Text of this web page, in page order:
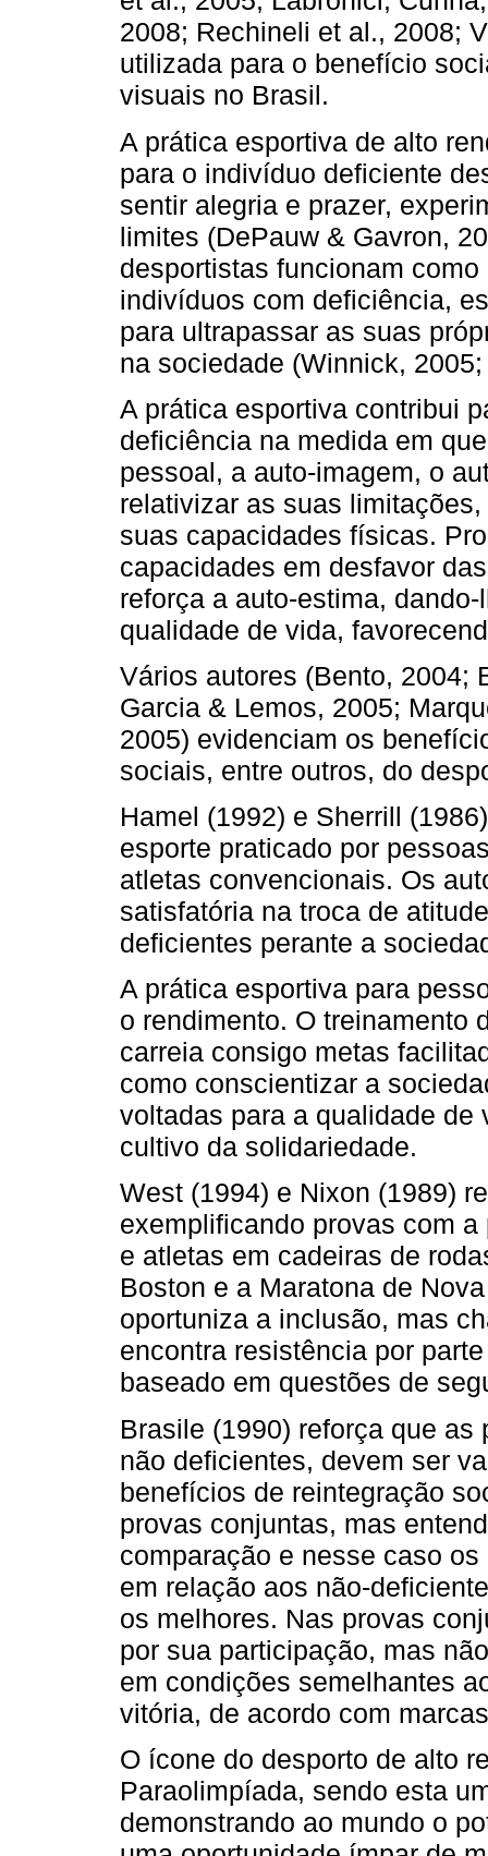
2008; Rechineli et al., 2008;
utilizada para o benefício
visuais no Brasil.
A prática esportiva de alto
para o indivíduo deficiente
sentir alegria e prazer,
limites (DePauw & Gavron,
desportistas funcionam
indivíduos com deficiência,
para ultrapassar as suas
na sociedade (Winnick,
A prática esportiva contribui
deficiência na medida em
pessoal, a auto-imagem, o
relativizar as suas
suas capacidades físicas.
capacidades em desfavor
reforça a auto-estima,
qualidade de vida,
Vários autores (Bento, 2004;
Garcia & Lemos, 2005;
2005) evidenciam os
sociais, entre outros, do
Hamel (1992) e Sherrill
esporte praticado por
atletas convencionais. Os
satisfatória na troca de
deficientes perante a
A prática esportiva para
o rendimento. O treinamento
carreia consigo metas
como conscientizar a
voltadas para a qualidade de
cultivo da solidariedade.
West (1994) e Nixon (1989)
exemplificando provas com
e atletas em cadeiras de
Boston e a Maratona de
oportuniza a inclusão, mas
encontra resistência por
baseado em questões de
Brasile (1990) reforça que
não deficientes, devem ser
benefícios de reintegração
provas conjuntas, mas
comparação e nesse caso
em relação aos não-
os melhores. Nas provas
por sua participação, mas
em condições semelhantes
vitória, de acordo com
O ícone do desporto de alto
Paraolimpíada, sendo esta
demonstrando ao mundo o